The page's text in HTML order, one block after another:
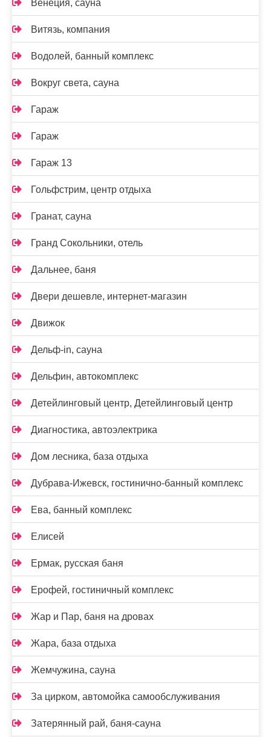
Венеция, сауна
Витязь, компания
Водолей, банный комплекс
Вокруг света, сауна
Гараж
Гараж
Гараж 13
Гольфстрим, центр отдыха
Гранат, сауна
Гранд Сокольники, отель
Дальнее, баня
Двери дешевле, интернет-магазин
Движок
Дельф-in, сауна
Дельфин, автокомплекс
Детейлинговый центр, Детейлинговый центр
Диагностика, автоэлектрика
Дом лесника, база отдыха
Дубрава-Ижевск, гостинично-банный комплекс
Ева, банный комплекс
Елисей
Ермак, русская баня
Ерофей, гостиничный комплекс
Жар и Пар, баня на дровах
Жара, база отдыха
Жемчужина, сауна
За цирком, автомойка самообслуживания
Затерянный рай, баня-сауна